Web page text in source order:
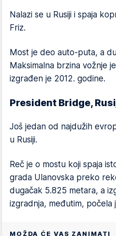
Nalazi se u Rusiji i spaja
Friz.
Most je deo auto-puta, a
Maksimalna brzina vožnje
izgrađen je 2012. godine.
President Bridge,
Još jedan od najdužih
u Rusiji.
Reč je o mostu koji spaja
grada Ulanovska preko
dugačak 5.825 metara, a
izgradnja, međutim, počela
MOŽDA ĆE VAS ZANIMATI